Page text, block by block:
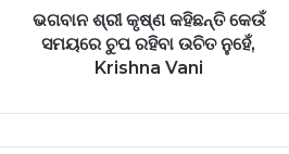
ଭଗବାନ ଶ୍ରୀ କୃଷ୍ଣ କହିଛନ୍ତି କେଉଁ
ସମୟରେ ଚୁପ ରହିବା ଉଚିତ ନୁହେଁ,
Krishna Vani